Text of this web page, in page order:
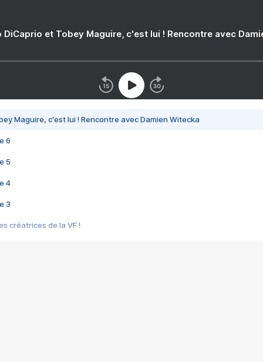
DiCaprio et Tobey Maguire, c'est lui ! Rencontre avec
Maguire, c'est lui ! Rencontre avec Damien Witecka
6
5
4
3
créatrices de la VF !